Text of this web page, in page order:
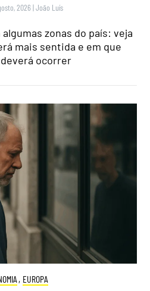
2026 |João Luís
zonas do país: veja
mais sentida e em que
ocorrer
, EUROPA